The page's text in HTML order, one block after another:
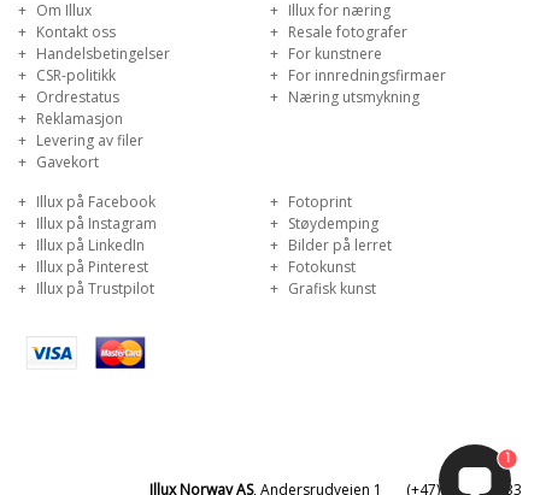
Om Illux
Kontakt oss
Handelsbetingelser
CSR-politikk
Ordrestatus
Reklamasjon
Levering av filer
Gavekort
Illux for næring
Resale fotografer
For kunstnere
For innredningsfirmaer
Næring utsmykning
Illux på Facebook
Illux på Instagram
Illux på LinkedIn
Illux på Pinterest
Illux på Trustpilot
Fotoprint
Støydemping
Bilder på lerret
Fotokunst
Grafisk kunst
Illux Norway AS, Andersrudveien 1 (+47) 81 50 32 33
1